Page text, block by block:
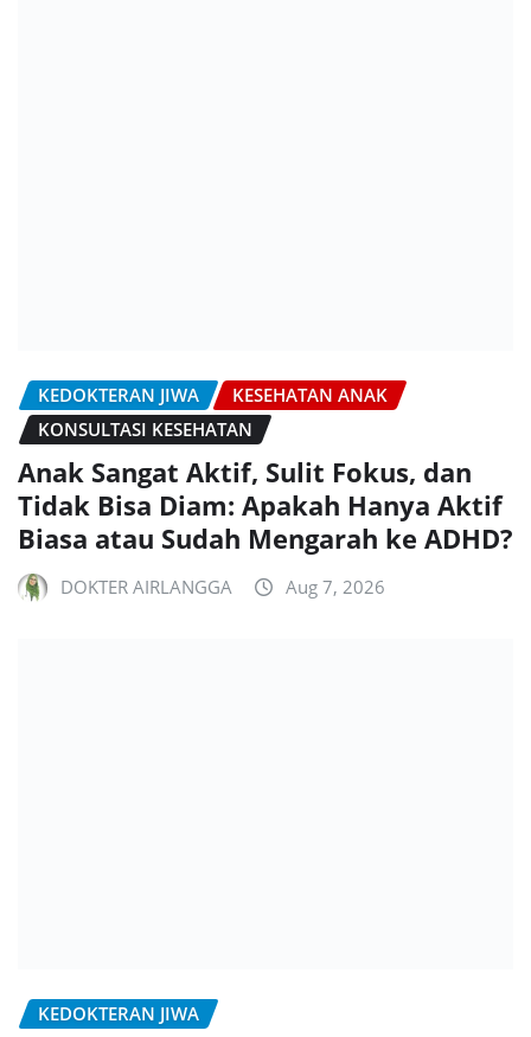
KEDOKTERAN JIWA
KESEHATAN ANAK
KONSULTASI KESEHATAN
Anak Sangat Aktif, Sulit Fokus, dan
Tidak Bisa Diam: Apakah Hanya Aktif
Biasa atau Sudah Mengarah ke ADHD?
DOKTER AIRLANGGA Aug 7, 2026
KEDOKTERAN JIWA